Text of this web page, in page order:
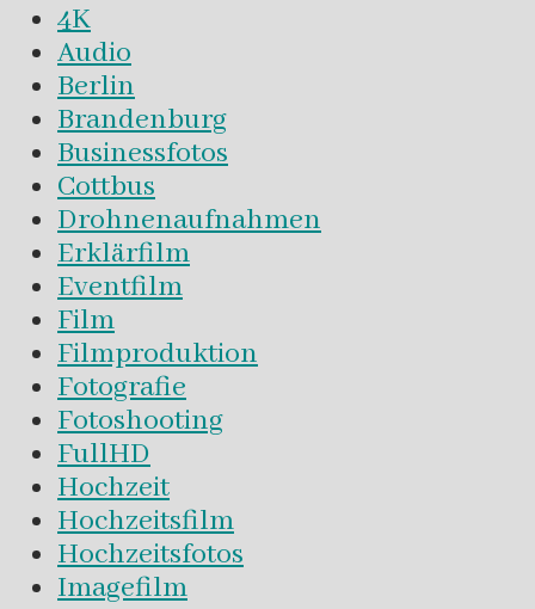
4K
Audio
Berlin
Brandenburg
Businessfotos
Cottbus
Drohnenaufnahmen
Erklärfilm
Eventfilm
Film
Filmproduktion
Fotografie
Fotoshooting
FullHD
Hochzeit
Hochzeitsfilm
Hochzeitsfotos
Imagefilm